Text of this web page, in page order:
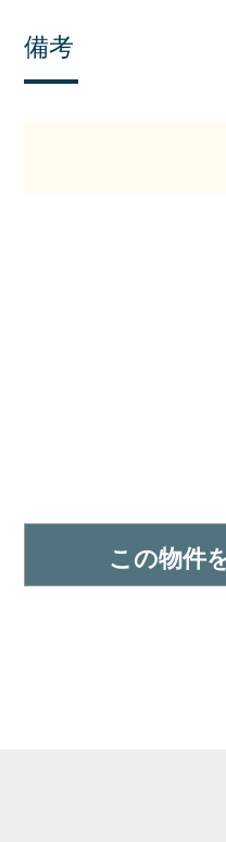
備考
この物件